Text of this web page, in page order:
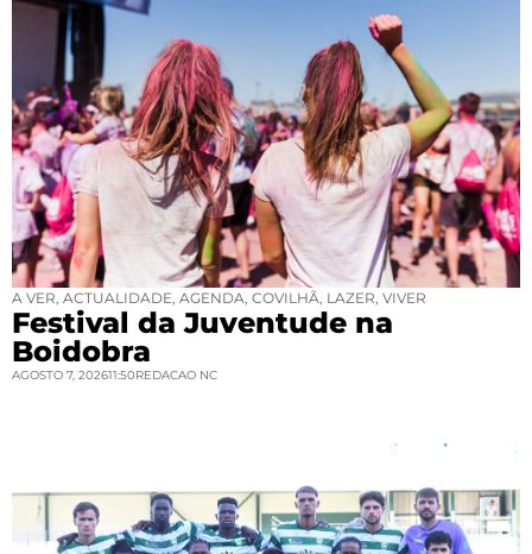
A VER ACTUALIDADE AGENDA COVILHÃ LAZER VIVER
Festival da Juventude na
Boidobra
AGOSTO 7, 202611:50REDACAO NC